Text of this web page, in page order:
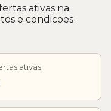
ativas na
e condicoes
ativas